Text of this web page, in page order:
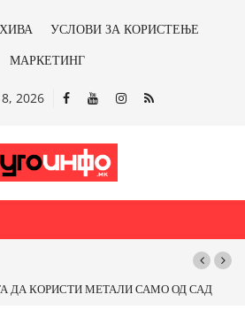
УСЛОВИ ЗА КОРИСТЕЊЕ
МАРКЕТИНГ
8, 2026
ДА КОРИСТИ МЕТАЛИ САМО ОД САД